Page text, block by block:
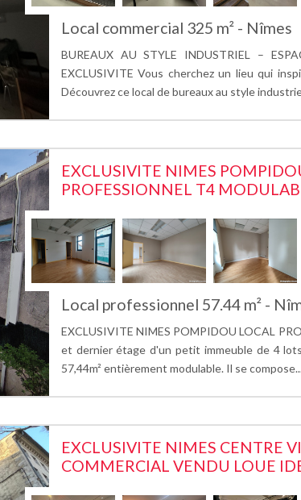
Local commercial 325 m² - Nîmes
BUREAUX AU STYLE INDUSTRIEL –
EXCLUSIVITE Vous cherchez un lieu qui
Découvrez ce local de bureaux au style
EXCLUSIVITE NIMES
PROFESSIONNEL T4
Local professionnel 57.44 m² -
EXCLUSIVITE NIMES POMPIDOU LOCAL
et dernier étage d'un petit immeuble de 4
57,44m² entièrement modulable. Il se
EXCLUSIVITE NIMES CENTRE
COMMERCIAL VENDU LOUE